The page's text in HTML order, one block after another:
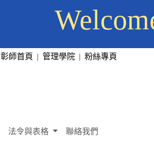
彰師首頁 | 管理學院 | 粉絲專頁
法令與表格 聯絡我們